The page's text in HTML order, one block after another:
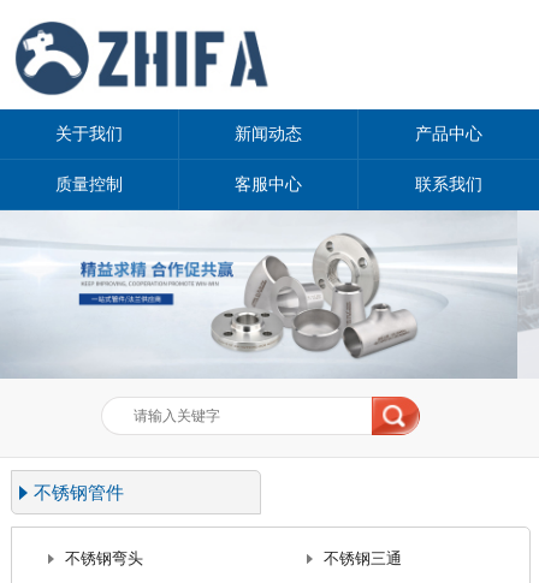
关于我们 新闻动态 产品中心
质量控制 客服中心 联系我们
不锈钢管件
不锈钢弯头 不锈钢三通